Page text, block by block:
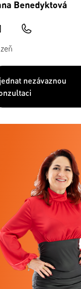
Benedyktová
nezávaznou